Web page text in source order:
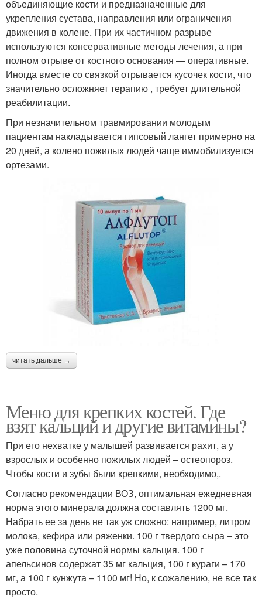
объединяющие кости и предназначенные для
укрепления сустава, направления или ограничения
движения в колене. При их частичном разрыве
используются консервативные методы лечения, а при
полном отрыве от костного основания — оперативные.
Иногда вместе со связкой отрывается кусочек кости, что
значительно осложняет терапию , требует длительной
реабилитации.
При незначительном травмировании молодым
пациентам накладывается гипсовый лангет примерно на
20 дней, а колено пожилых людей чаще иммобилизуется
ортезами.
читать дальше →
Меню для крепких костей. Где
взят кальций и другие витамины?
При его нехватке у малышей развивается рахит, а у
взрослых и особенно пожилых людей – остеопороз.
Чтобы кости и зубы были крепкими, необходимо,.
Согласно рекомендации ВОЗ, оптимальная ежедневная
норма этого минерала должна составлять 1200 мг.
Набрать ее за день не так уж сложно: например, литром
молока, кефира или ряженки. 100 г твердого сыра – это
уже половина суточной нормы кальция. 100 г
апельсинов содержат 35 мг кальция, 100 г кураги – 170
мг, а 100 г кунжута – 1100 мг! Но, к сожалению, не все так
просто.